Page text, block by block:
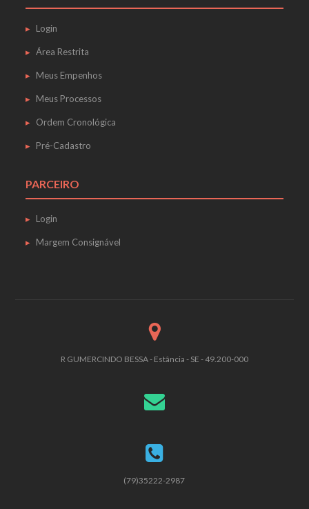
Login
Área Restrita
Meus Empenhos
Meus Processos
Ordem Cronológica
Pré-Cadastro
PARCEIRO
Login
Margem Consignável
R GUMERCINDO BESSA - Estância - SE - 49.200-000
(79)35222-2987